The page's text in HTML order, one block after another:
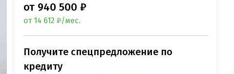
от 940 500 ₽
от 14 612 ₽/мес.
Получите спецпредложение по
кредиту